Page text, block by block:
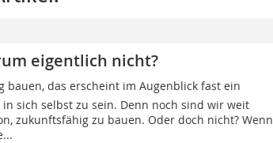
eigentlich nicht?
bauen, das erscheint im Augenblick fast ein
sich selbst zu sein. Denn noch sind wir weit
zukunftsfähig zu bauen. Oder doch nicht? Wenn